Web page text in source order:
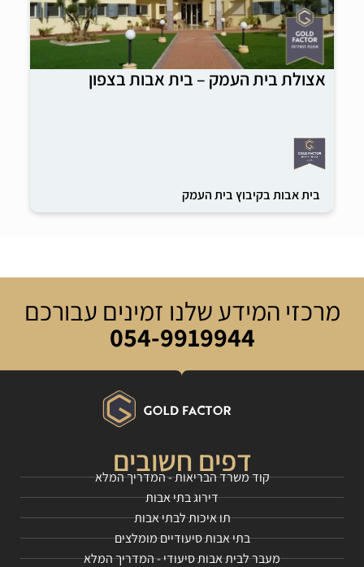
אצולת בית העמק – בית אבות בצפון
בית אבות בקיבוץ בית העמק
מרכזי המידע שלנו זמינים עבורכם
054-9919944
דפים חשובים
קוד משרד הבריאות - המדריך המלא
דירוג בתי אבות
תו איכות לבתי אבות
בתי אבות סיעודיים מומלצים
מעבר לבית אבות סיעודי - המדריך המלא